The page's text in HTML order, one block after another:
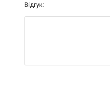
Відгук: